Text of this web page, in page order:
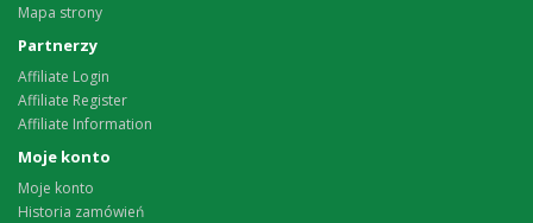
Mapa strony
Partnerzy
Affiliate Login
Affiliate Register
Affiliate Information
Moje konto
Moje konto
Historia zamówień